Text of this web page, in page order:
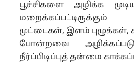
பூச்சிகளை அழிக்க
மறைக்கப்பட்டிருக்கும்
முட்டைகள், இளம் புழுக்கள்,
போன்றவை
நீர்ப்பிடிப்புத் தன்மை